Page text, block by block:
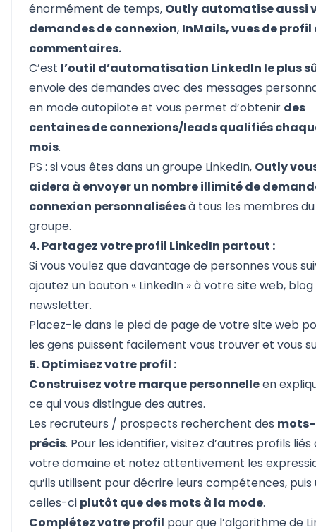
énormément de temps, Outly automatise aussi
demandes de connexion, InMails, vues de profil
commentaires.
C’est l’outil d’automatisation LinkedIn le plus
envoie des demandes avec des messages
en mode autopilote et vous permet d’obtenir des
centaines de connexions/leads qualifiés
mois.
PS : si vous êtes dans un groupe LinkedIn, Outly
aidera à envoyer un nombre illimité de
connexion personnaliséesà tous les membres du
groupe.
4. Partagez votre profil LinkedIn partout :
Si vous voulez que davantage de personnes vous
ajoutez un bouton « LinkedIn » à votre site web,
newsletter.
Placez-le dans le pied de page de votre site web
les gens puissent facilement vous trouver et vous
5. Optimisez votre profil :
Construisez votre marque personnelleen
ce qui vous distingue des autres.
Les recruteurs / prospects recherchent des
précis. Pour les identifier, visitez d’autres profils liés
votre domaine et notez attentivement les
qu’ils utilisent pour décrire leurs compétences, puis
celles-ci plutôt que des mots à la mode.
Complétez votre profil pour que l’algorithme de